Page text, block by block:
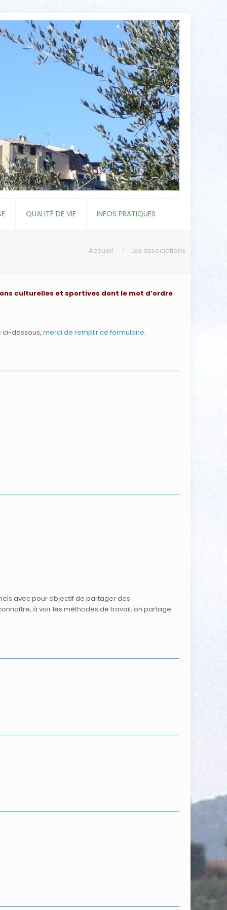
QUALITÉ DE VIE INFOS PRATIQUES
Accueil Les associations
culturelles et sportives dont le mot d’ordre
ci-dessous, merci de remplir ce formulaire.
avec pour objectif de partager des
à voir les méthodes de travail, on partage